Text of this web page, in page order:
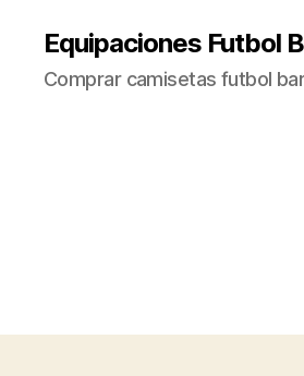
Equipaciones Futbol
Comprar camisetas futbol